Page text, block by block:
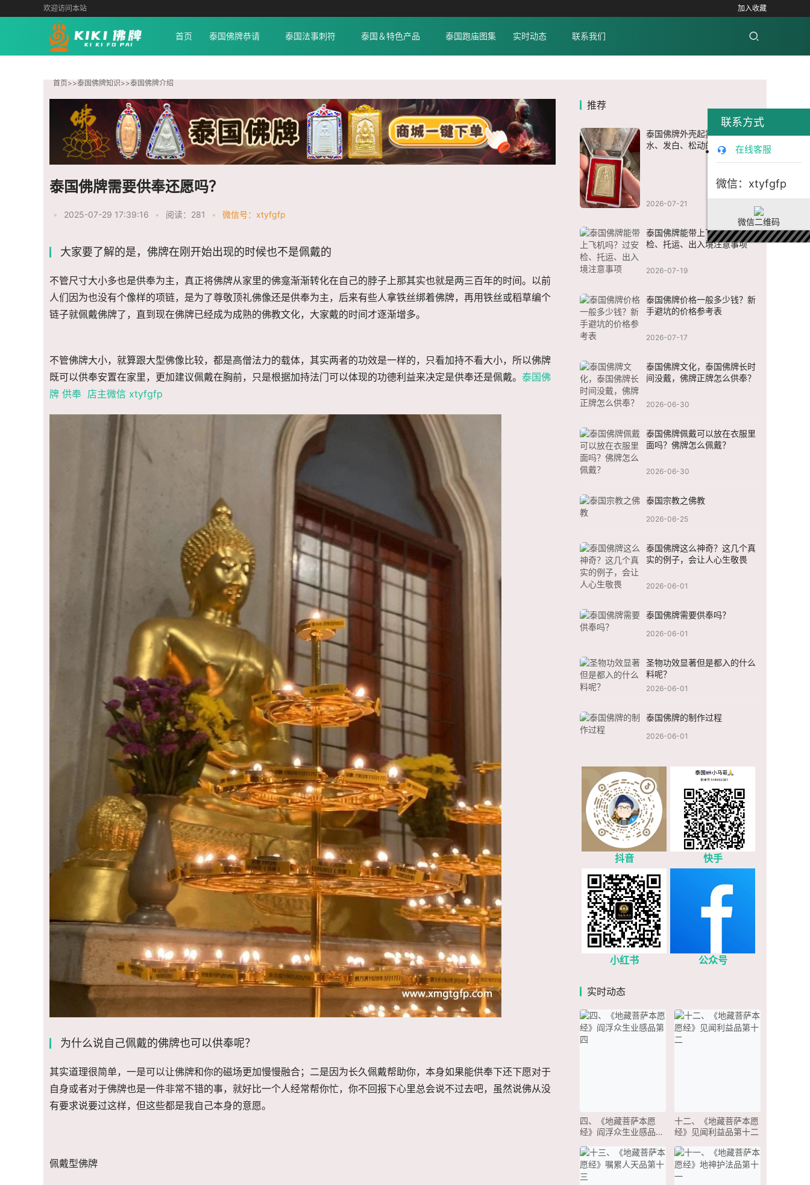
欢迎访问本站 加入收藏
首页 泰国佛牌恭请 泰国法事刺符 泰国＆特色产品 泰国跑庙图集 实时动态 联系我们
首页>>泰国佛牌知识>>泰国佛牌介绍
泰国佛牌需要供奉还愿吗？
• 2025-07-29 17:39:16 • 阅读：281 • 微信号：xtyfgfp
大家要了解的是，佛牌在刚开始出现的时候也不是佩戴的
不管尺寸大小多也是供奉为主，真正将佛牌从家里的佛龛渐渐转化在自己的脖子上那其实也就是两三百年的时间。以前
人们因为也没有个像样的项链，是为了尊敬顶礼佛像还是供奉为主，后来有些人拿铁丝绑着佛牌，再用铁丝或稻草编个
链子就佩戴佛牌了，直到现在佛牌已经成为成熟的佛教文化，大家戴的时间才逐渐增多。
不管佛牌大小，就算跟大型佛像比较，都是高僧法力的载体，其实两者的功效是一样的，只看加持不看大小，所以佛牌
既可以供奉安置在家里，更加建议佩戴在胸前，只是根据加持法门可以体现的功德利益来决定是供奉还是佩戴。 泰国佛
牌 供奉 店主微信 xtyfgfp
为什么说自己佩戴的佛牌也可以供奉呢？
其实道理很简单，一是可以让佛牌和你的磁场更加慢慢融合；二是因为长久佩戴帮助你，本身如果能供奉下还下愿对于
自身或者对于佛牌也是一件非常不错的事，就好比一个人经常帮你忙，你不回报下心里总会说不过去吧，虽然说佛从没
有要求说要过这样，但这些都是我自己本身的意愿。
佩戴型佛牌
推荐
泰国佛牌外壳起雾怎么办？进
水、发白、松动的处理方法
2026-07-21
泰国佛牌能带上飞机吗？过安
检、托运、出入境注意事项
2026-07-19
泰国佛牌价格一般多少钱？新
手避坑的价格参考表
2026-07-17
泰国佛牌文化，泰国佛牌长时
间没戴，佛牌正牌怎么供奉？
2026-06-30
泰国佛牌佩戴可以放在衣服里
面吗？佛牌怎么佩戴？
2026-06-30
泰国宗教之佛教
2026-06-25
泰国佛牌这么神奇？这几个真
实的例子，会让人心生敬畏
2026-06-01
泰国佛牌需要供奉吗？
2026-06-01
圣物功效显著但是都入的什么
料呢？
2026-06-01
泰国佛牌的制作过程
2026-06-01
抖音 快手
小红书 公众号
实时动态
四、《地藏菩萨本愿
经》阎浮众生业感品第
十二、《地藏菩萨本愿
经》见闻利益品第十二
联系方式
在线客服
微信：xtyfgfp
微信二维码